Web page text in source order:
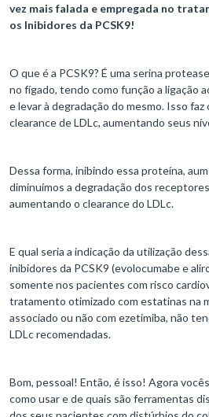
vez mais falada e empregada no
os Inibidores da PCSK9!
O que é a PCSK9? É uma serina
no fígado, tendo como função a ligação
e levar à degradação do mesmo. Isso
clearance de LDLc, aumentando seus
Dessa forma, inibindo essa proteína,
diminuímos a degradação dos
aumentando o clearance do LDLc.
E qual seria a indicação da utilização
inibidores da PCSK9 (evolocumabe e
somente nos pacientes com risco
tratamento otimizado com estatinas na
associado ou não com ezetimiba, não
LDLc recomendadas.
Bom, pessoal! Então, é isso! Agora
como usar e de quais são ferramentas